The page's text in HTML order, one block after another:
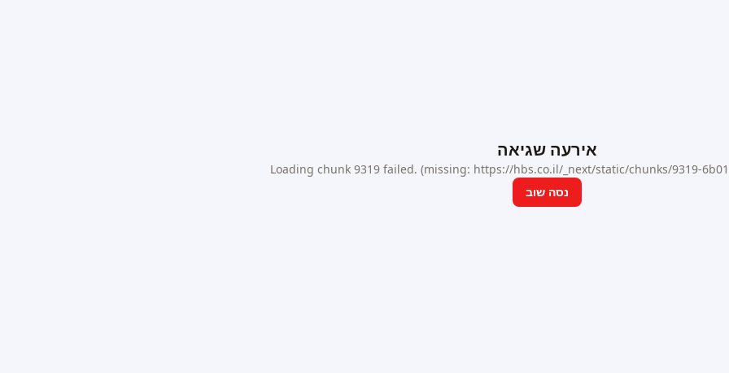
אירעה שגיאה
Loading chunk 9319 failed. (missing: https://hbs.co.il/_next/static/chunks/9319-
נסה שוב